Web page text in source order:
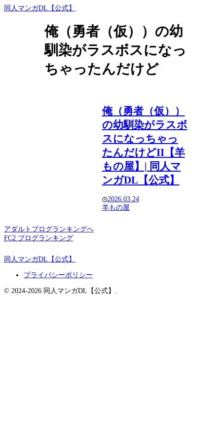
同人マンガDL【公式】
俺（勇者（仮））の幼
馴染がラスボスになっ
ちゃったんだけど
俺（勇者（仮））
の幼馴染がラスボ
スになっちゃっ
たんだけどII【羊
もの屋】| 同人マ
ンガDL【公式】
2026.03.24
羊もの屋
アダルトブログランキングへ
FC2 ブログランキング
同人マンガDL【公式】
プライバシーポリシー
© 2024-2026 同人マンガDL【公式】.